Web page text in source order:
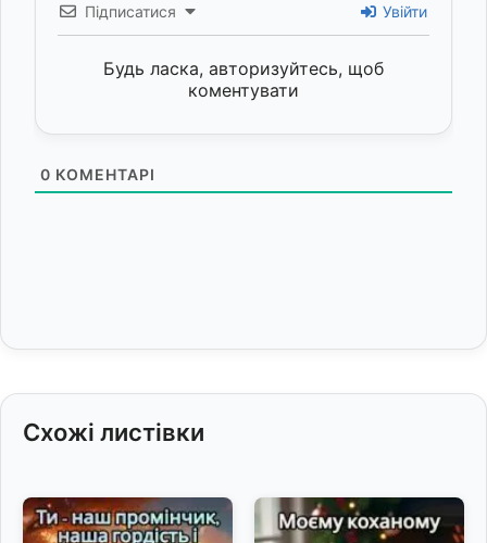
Підписатися Увійти
Будь ласка, авторизуйтесь, щоб
коментувати
0 КОМЕНТАРІ
Схожі листівки